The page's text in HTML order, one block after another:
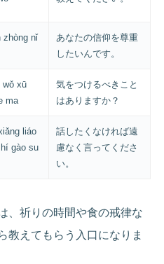
zhòng nǐ
あなたの信仰を尊重
したいんです。
wǒ xū
ma
気をつけるべきこと
はありますか？
liáo
gào su
話したくなければ遠
慮なく言ってくださ
い。
、祈りの時間や食の戒律な
教えてもらう入口になりま